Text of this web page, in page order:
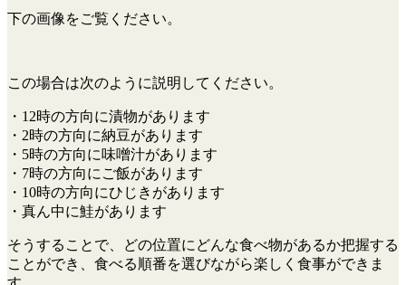
下の画像をご覧ください。
この場合は次のように説明してください。
・12時の方向に漬物があります
・2時の方向に納豆があります
・5時の方向に味噌汁があります
・7時の方向にご飯があります
・10時の方向にひじきがあります
・真ん中に鮭があります
そうすることで、どの位置にどんな食べ物があるか把握する
ことができ、食べる順番を選びながら楽しく食事ができま